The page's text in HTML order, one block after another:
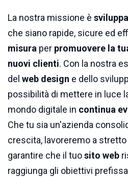
La nostra missione è
che siano rapide, sicure ed
misura per promuovere la
nuovi clienti. Con la nostra
del web design e dello
possibilità di mettere in luce
mondo digitale in continua
Che tu sia un'azienda
crescita, lavoreremo a
garantire che il tuosito web
raggiunga gli obiettivi